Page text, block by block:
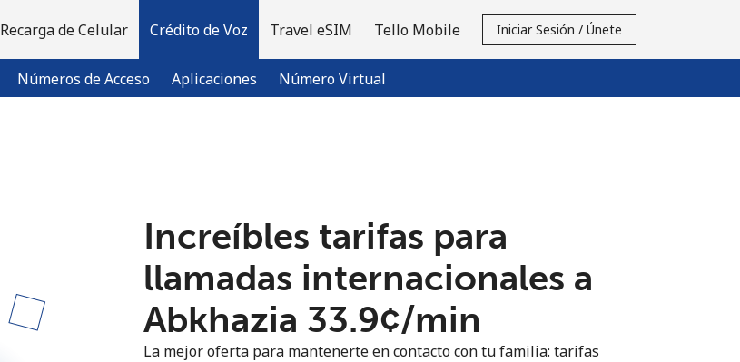
Recarga de Celular Crédito de Voz
Números de Acceso Aplicaciones Número Virtual
Travel eSIM Tello Mobile Iniciar Sesión / Únete
¿Ya tienes una cuenta? Inicia sesión →
Regístrate con
Increíbles tarifas para
llamadas internacionales a
Abkhazia ⁦33.9¢⁩/min
La mejor oferta para mantenerte en contacto con tu familia: tarifas